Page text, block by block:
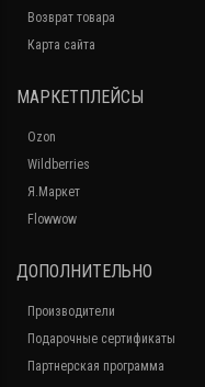
Возврат товара
Карта сайта
МАРКЕТПЛЕЙСЫ
Ozon
Wildberries
Я.Маркет
Flowwow
ДОПОЛНИТЕЛЬНО
Производители
Подарочные сертификаты
Партнерская программа